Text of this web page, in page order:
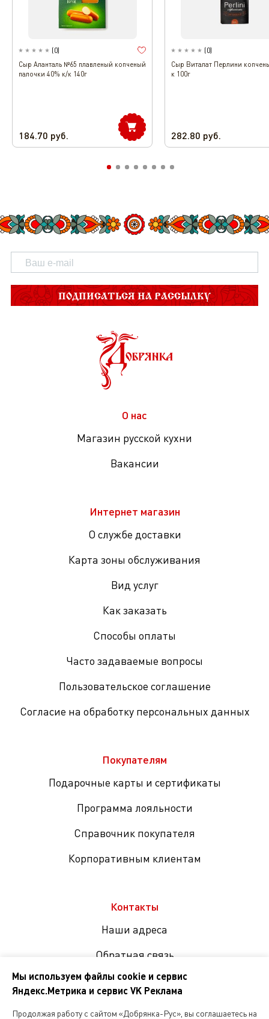
(0)
Сыр Аланталь №65 плавленый копченый
палочки 40% к/к 140г
184.70 руб.
(0)
Сыр Виталат Перлини
к 100г
282.80 руб.
ПОДПИСАТЬСЯ НА РАССЫЛКУ
О нас
Магазин русской кухни
Вакансии
Интернет магазин
О службе доставки
Карта зоны обслуживания
Вид услуг
Как заказать
Способы оплаты
Часто задаваемые вопросы
Пользовательское соглашение
Согласие на обработку персональных данных
Покупателям
Подарочные карты и сертификаты
Программа лояльности
Справочник покупателя
Корпоративным клиентам
Контакты
Наши адреса
Обратная связь
Мы используем файлы cookie и сервис
Яндекс.Метрика и сервис VK Реклама
Продолжая работу с сайтом «Добрянка-Рус», вы соглашаетесь на